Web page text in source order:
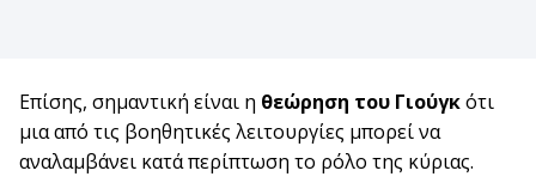
Επίσης, σημαντική είναι η θεώρηση του Γιούγκότι
μια από τις βοηθητικές λειτουργίες μπορεί να
αναλαμβάνει κατά περίπτωση το ρόλο της κύριας.